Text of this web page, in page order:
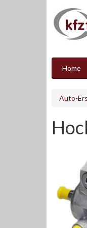
Home
Auto-